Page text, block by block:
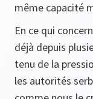
même capacité
En ce qui
déjà depuis
tenu de la
les autorités